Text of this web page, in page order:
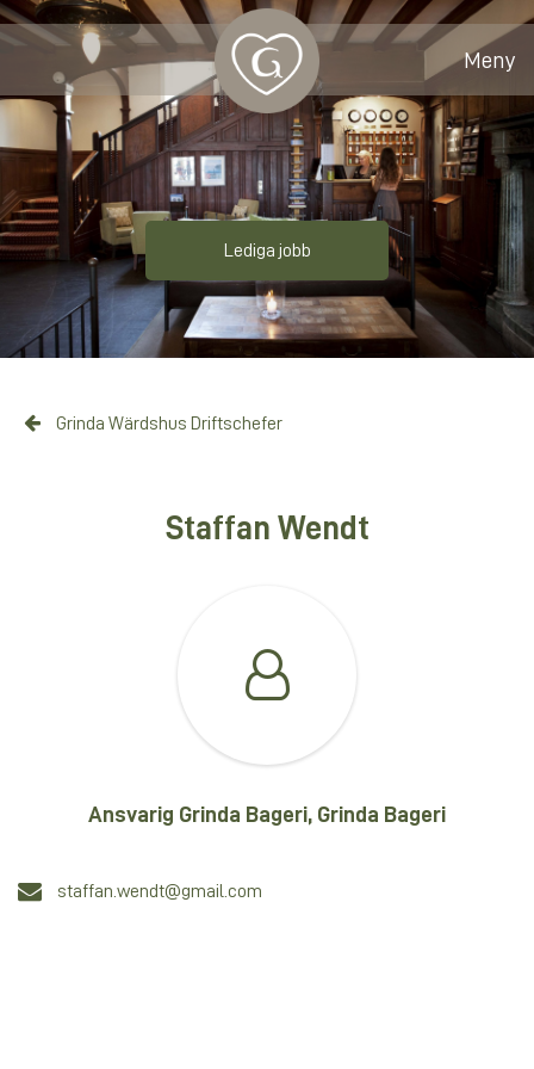
Lediga jobb
Meny
Grinda Wärdshus Driftschefer
Staffan Wendt
Ansvarig Grinda Bageri, Grinda Bageri
staffan.wendt@gmail.com